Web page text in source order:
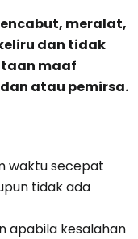
meralat,
dan tidak
maaf
atau pemirsa.
waktu secepat
tidak ada
apabila kesalahan